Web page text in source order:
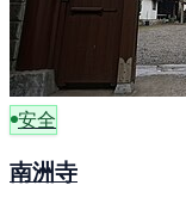
安全
南洲寺